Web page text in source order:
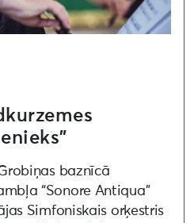
baznīcā
“Sonore Antiqua”
Simfoniskais orķestris